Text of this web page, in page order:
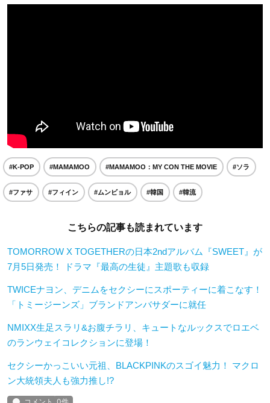
#K-POP #MAMAMOO #MAMAMOO：MY CON THE MOVIE #ソラ
#ファサ #フィイン #ムンビョル #韓国 #韓流
こちらの記事も読まれています
TOMORROW X TOGETHERの日本2ndアルバム『SWEET』が
7月5日発売！ ドラマ『最高の生徒』主題歌も収録
TWICEナヨン、デニムをセクシーにスポーティーに着こなす！
「トミージーンズ」ブランドアンバサダーに就任
NMIXX生足スラリ&お腹チラリ、キュートなルックスでロエベ
のランウェイコレクションに登場！
セクシーかっこいい元祖、BLACKPINKのスゴイ魅力！ マクロ
ン大統領夫人も強力推し!?